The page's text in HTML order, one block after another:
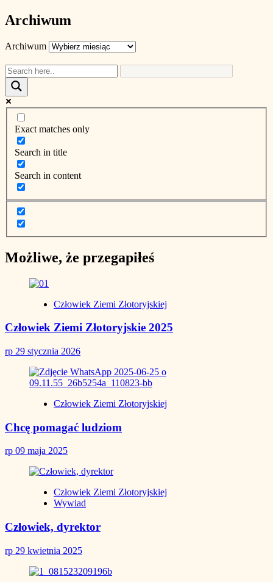
Archiwum
Archiwum
Exact matches only
Search in title
Search in content
Możliwe, że przegapiłeś
Człowiek Ziemi Złotoryjskiej
Człowiek Ziemi Złotoryjskie 2025
rp 29 stycznia 2026
Człowiek Ziemi Złotoryjskiej
Chcę pomagać ludziom
rp 09 maja 2025
Człowiek Ziemi Złotoryjskiej
Wywiad
Człowiek, dyrektor
rp 29 kwietnia 2025